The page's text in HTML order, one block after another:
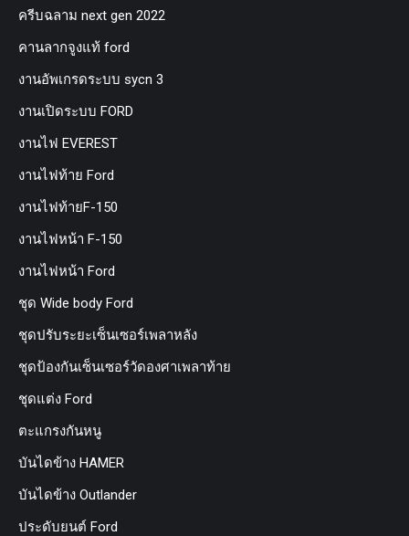
ครีบฉลาม next gen 2022
คานลากจูงแท้ ford
งานอัพเกรดระบบ sycn 3
งานเปิดระบบ FORD
งานไฟ EVEREST
งานไฟท้าย Ford
งานไฟท้ายF-150
งานไฟหน้า F-150
งานไฟหน้า Ford
ชุด Wide body Ford
ชุดปรับระยะเซ็นเซอร์เพลาหลัง
ชุดป้องกันเซ็นเซอร์วัดองศาเพลาท้าย
ชุดแต่ง Ford
ตะแกรงกันหนู
บันไดข้าง HAMER
บันไดข้าง Outlander
ประดับยนต์ Ford